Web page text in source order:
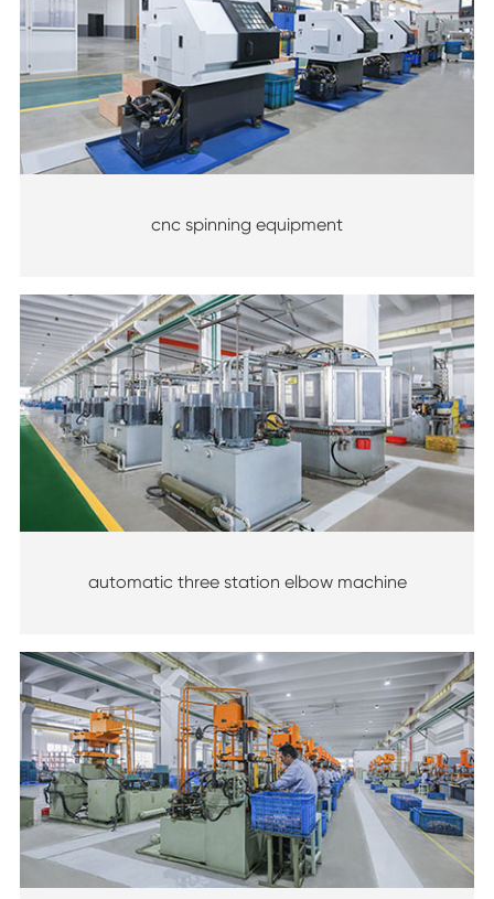
cnc spinning equipment
automatic three station elbow machine